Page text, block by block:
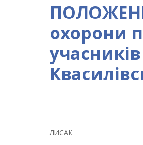
охорони
ЛИСАК